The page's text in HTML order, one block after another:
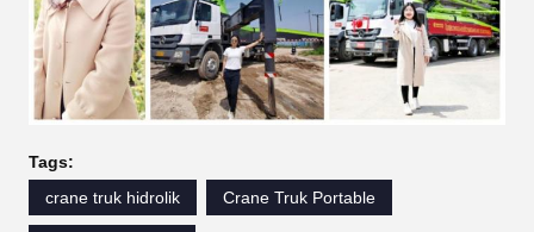
Tags:
crane truk hidrolik
Crane Truk Portable